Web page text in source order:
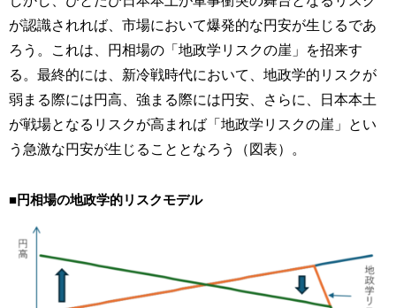
が認識されれば、市場において爆発的な円安が生じるであ
ろう。これは、円相場の「地政学リスクの崖」を招来す
る。最終的には、新冷戦時代において、地政学的リスクが
弱まる際には円高、強まる際には円安、さらに、日本本土
が戦場となるリスクが高まれば「地政学リスクの崖」とい
う急激な円安が生じることとなろう（図表）。
■円相場の地政学的リスクモデル